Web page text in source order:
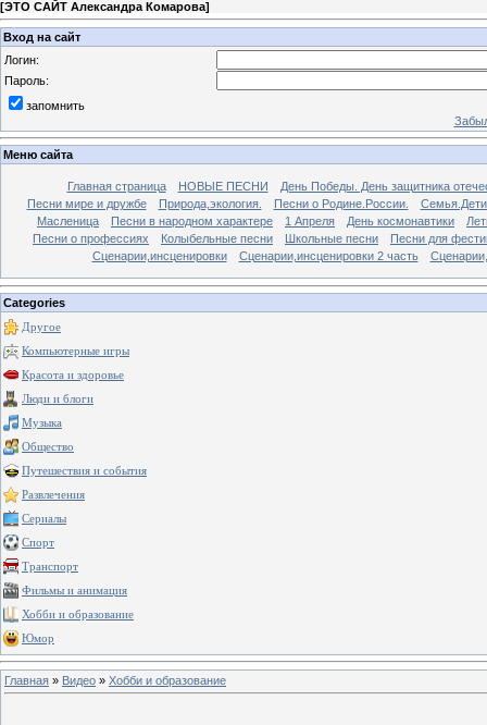
[ЭТО САЙТ Александра Комарова]
Вход на сайт
Логин:
Пароль:
запомнить
Меню сайта
Главная страница НОВЫЕ ПЕСНИ
День Победы. День защитника
Песни мире и дружбе
Природа,экология. Песни о Родине.России.
Масленица
Песни в народном характере 1 Апреля День космонавтики
Песни о профессиях
Колыбельные песни Школьные песни
Песни для
Сценарии,инсценировки
Сценарии,инсценировки 2 часть
Categories
Другое
Компьютерные игры
Красота и здоровье
Люди и блоги
Музыка
Общество
Путешествия и события
Развлечения
Сериалы
Спорт
Транспорт
Фильмы и анимация
Хобби и образование
Юмор
Главная » Видео » Хобби и образование